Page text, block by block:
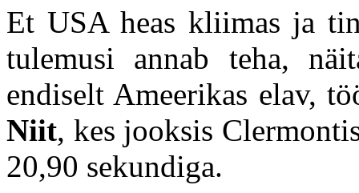
Et USA heas kliimas ja
tulemusi annab teha,
endiselt Ameerikas elav,
Niit, kes jooksis
20,90 sekundiga.